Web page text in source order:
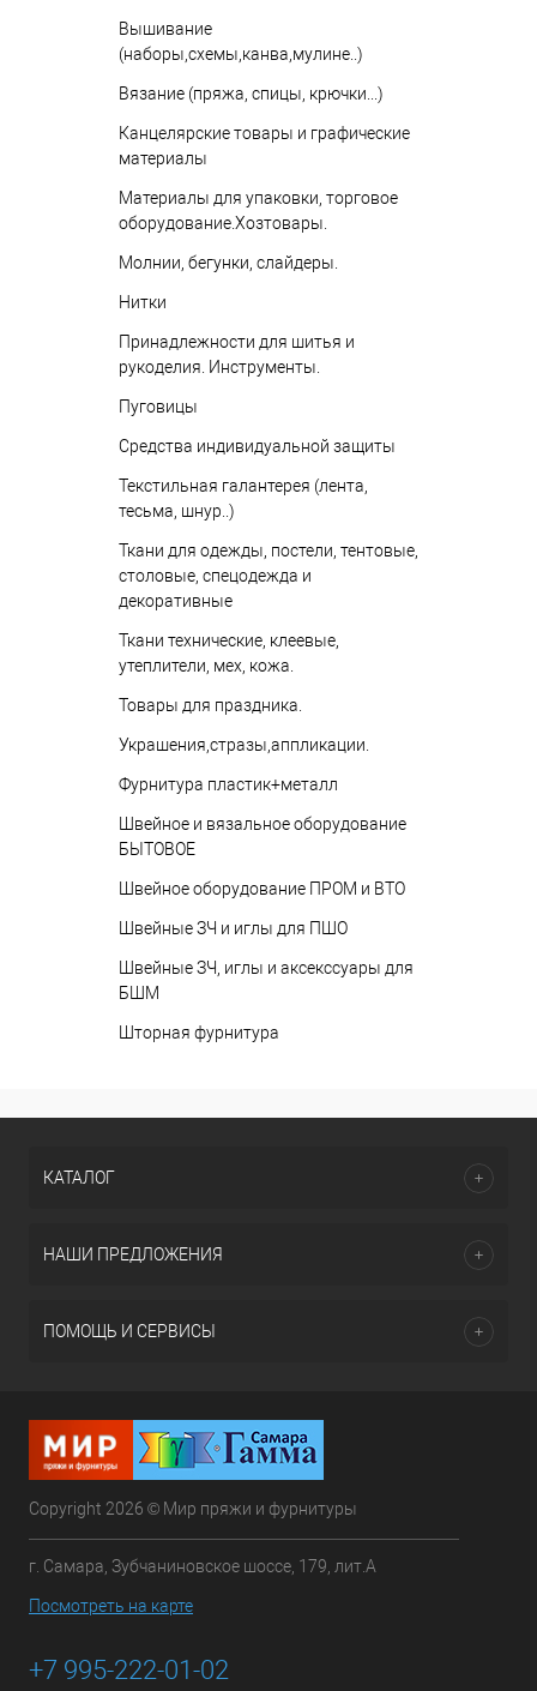
Вышивание
(наборы,схемы,канва,мулине..)
Вязание (пряжа, спицы, крючки...)
Канцелярские товары и графические
материалы
Материалы для упаковки, торговое
оборудование.Хозтовары.
Молнии, бегунки, слайдеры.
Нитки
Принадлежности для шитья и
рукоделия. Инструменты.
Пуговицы
Средства индивидуальной защиты
Текстильная галантерея (лента,
тесьма, шнур..)
Ткани для одежды, постели, тентовые,
столовые, спецодежда и
декоративные
Ткани технические, клеевые,
утеплители, мех, кожа.
Товары для праздника.
Украшения,стразы,аппликации.
Фурнитура пластик+металл
Швейное и вязальное оборудование
БЫТОВОЕ
Швейное оборудование ПРОМ и ВТО
Швейные ЗЧ и иглы для ПШО
Швейные ЗЧ, иглы и аксекссуары для
БШМ
Шторная фурнитура
КАТАЛОГ
НАШИ ПРЕДЛОЖЕНИЯ
ПОМОЩЬ И СЕРВИСЫ
Copyright 2026 © Мир пряжи и фурнитуры
г. Самара, Зубчаниновское шоссе, 179, лит.А
Посмотреть на карте
+7 995-222-01-02